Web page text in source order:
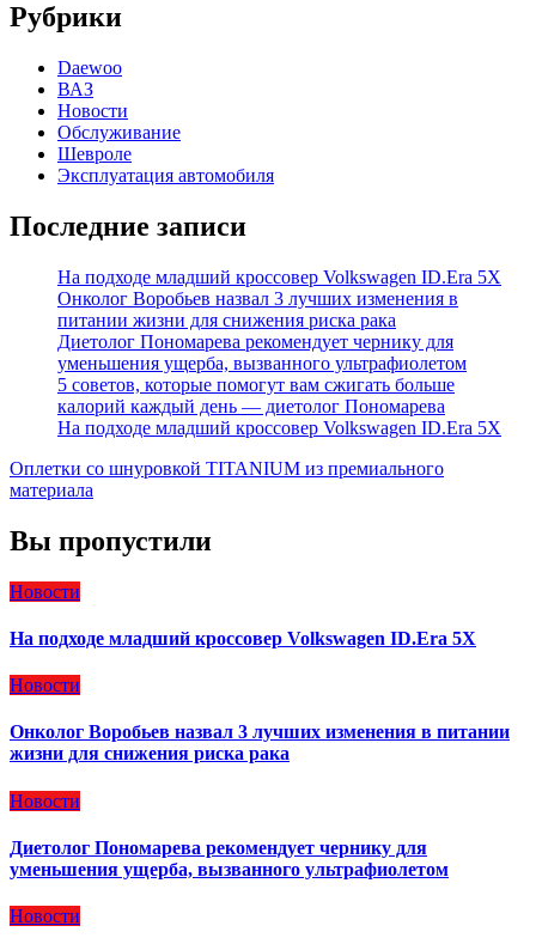
Рубрики
Daewoo
ВАЗ
Новости
Обслуживание
Шевроле
Эксплуатация автомобиля
Последние записи
На подходе младший кроссовер Volkswagen ID.Era 5X
Онколог Воробьев назвал 3 лучших изменения в
питании жизни для снижения риска рака
Диетолог Пономарева рекомендует чернику для
уменьшения ущерба, вызванного ультрафиолетом
5 советов, которые помогут вам сжигать больше
калорий каждый день — диетолог Пономарева
На подходе младший кроссовер Volkswagen ID.Era 5X
Оплетки со шнуровкой TITANIUM из премиального
материала
Вы пропустили
Новости
На подходе младший кроссовер Volkswagen ID.Era 5X
Новости
Онколог Воробьев назвал 3 лучших изменения в питании
жизни для снижения риска рака
Новости
Диетолог Пономарева рекомендует чернику для
уменьшения ущерба, вызванного ультрафиолетом
Новости